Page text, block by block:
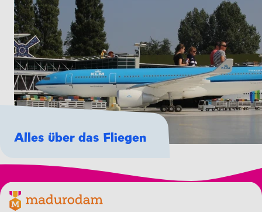
Alles über das Fliegen
Footer menu
Madurodam-Logo, zur Homepage